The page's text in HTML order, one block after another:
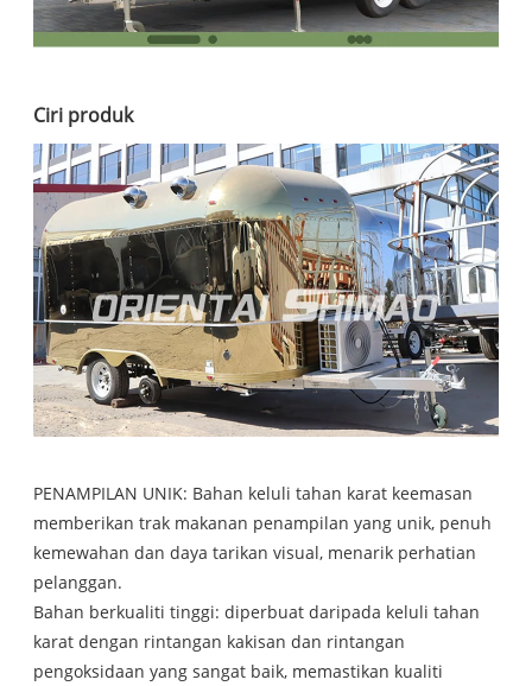
Ciri produk
PENAMPILAN UNIK: Bahan keluli tahan karat keemasan
memberikan trak makanan penampilan yang unik, penuh
kemewahan dan daya tarikan visual, menarik perhatian
pelanggan.
Bahan berkualiti tinggi: diperbuat daripada keluli tahan
karat dengan rintangan kakisan dan rintangan
pengoksidaan yang sangat baik, memastikan kualiti